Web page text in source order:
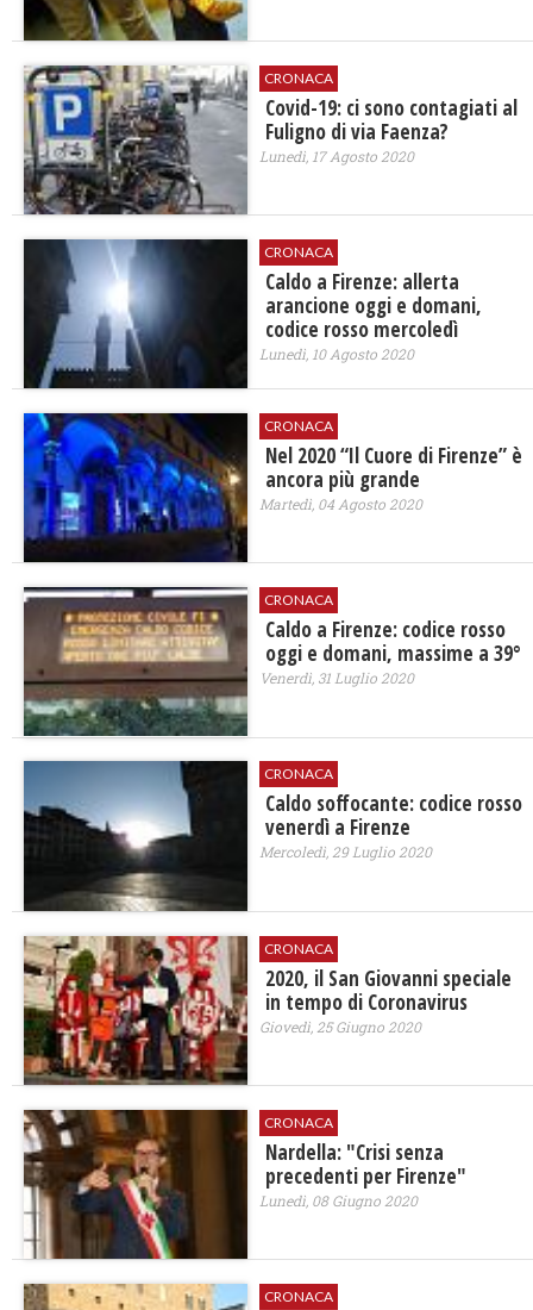
CRONACA
Covid-19: ci sono contagiati al
Fuligno di via Faenza?
Lunedì, 17 Agosto 2020
CRONACA
Caldo a Firenze: allerta
arancione oggi e domani,
codice rosso mercoledì
Lunedì, 10 Agosto 2020
CRONACA
Nel 2020 “Il Cuore di Firenze” è
ancora più grande
Martedì, 04 Agosto 2020
CRONACA
Caldo a Firenze: codice rosso
oggi e domani, massime a 39°
Venerdì, 31 Luglio 2020
CRONACA
Caldo soffocante: codice rosso
venerdì a Firenze
Mercoledì, 29 Luglio 2020
CRONACA
2020, il San Giovanni speciale
in tempo di Coronavirus
Giovedì, 25 Giugno 2020
CRONACA
Nardella: "Crisi senza
precedenti per Firenze"
Lunedì, 08 Giugno 2020
CRONACA